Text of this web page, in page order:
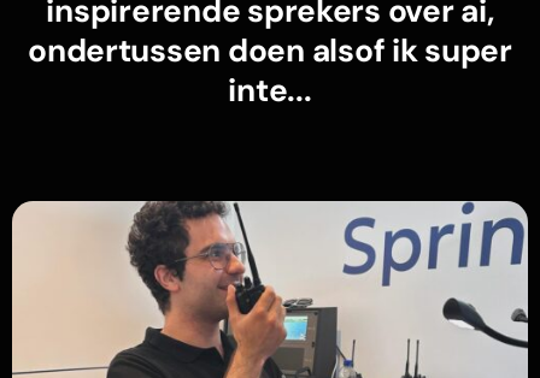
inspirerende sprekers over ai,
ondertussen doen alsof ik super
inte...